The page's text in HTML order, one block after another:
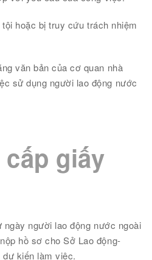
hoặc bị truy cứu trách nhiệm
văn bản của cơ quan nhà
sử dụng người lao động nước
giấy
người lao động nước ngoài
hồ sơ cho Sở Lao động-
kiến làm việc.